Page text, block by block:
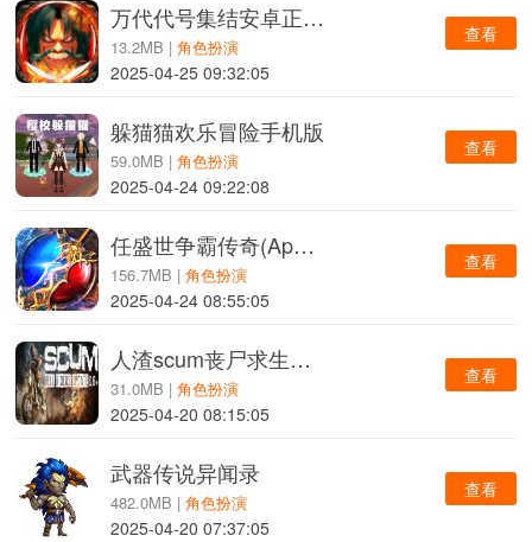
万代代号集结安卓正式版
13.2MB |角色扮演
查看
2025-04-25 09:32:05
躲猫猫欢乐冒险手机版
59.0MB |角色扮演
查看
2025-04-24 09:22:08
任盛世争霸传奇(App Hider)
156.7MB |角色扮演
查看
2025-04-24 08:55:05
人渣scum丧尸求生攻略最新免费完整版
31.0MB |角色扮演
查看
2025-04-20 08:15:05
武器传说异闻录
482.0MB |角色扮演
查看
2025-04-20 07:37:05